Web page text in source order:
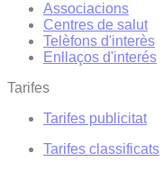
Associacions
Centres de salut
Telèfons d'interès
Enllaços d'interés
Tarifes
Tarifes publicitat
Tarifes classificats